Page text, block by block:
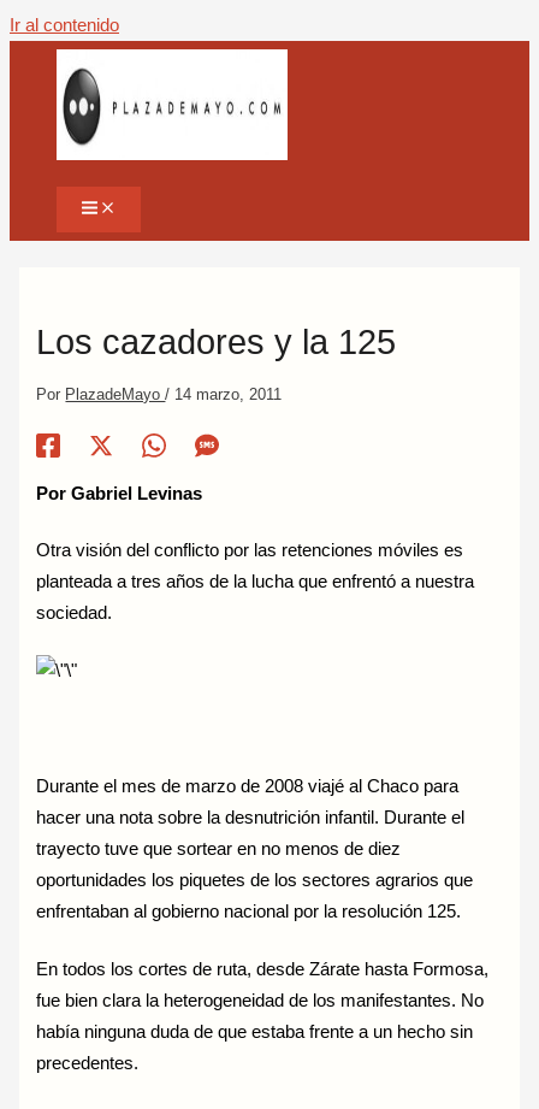
Ir al contenido
Los cazadores y la 125
Por PlazadeMayo/ 14 marzo, 2011
Por Gabriel Levinas
Otra visión del conflicto por las retenciones móviles es
planteada a tres años de la lucha que enfrentó a nuestra
sociedad.
Durante el mes de marzo de 2008 viajé al Chaco para
hacer una nota sobre la desnutrición infantil. Durante el
trayecto tuve que sortear en no menos de diez
oportunidades los piquetes de los sectores agrarios que
enfrentaban al gobierno nacional por la resolución 125.
En todos los cortes de ruta, desde Zárate hasta Formosa,
fue bien clara la heterogeneidad de los manifestantes. No
había ninguna duda de que estaba frente a un hecho sin
precedentes.